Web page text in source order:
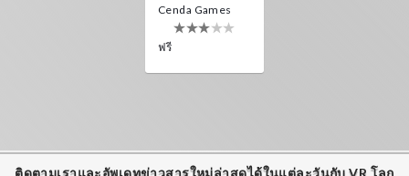
Cenda Games
ฟรี
ติดตามเราและอัพเดทข่าวสารใหม่ล่าสุดได้ในแต่ละวันกับ VR โลก